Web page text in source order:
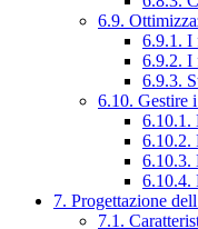
6.9.
6.9.1. I
6.9.2. I
6.9.3.
6.10. Gestire
6.10.1.
6.10.2.
6.10.3.
6.10.4.
7. Progettazione
7.1.